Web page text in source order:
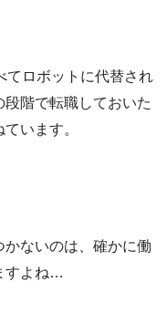
てロボットに代替され
階で転職しておいた
います。
ないのは、確かに働
すよね…